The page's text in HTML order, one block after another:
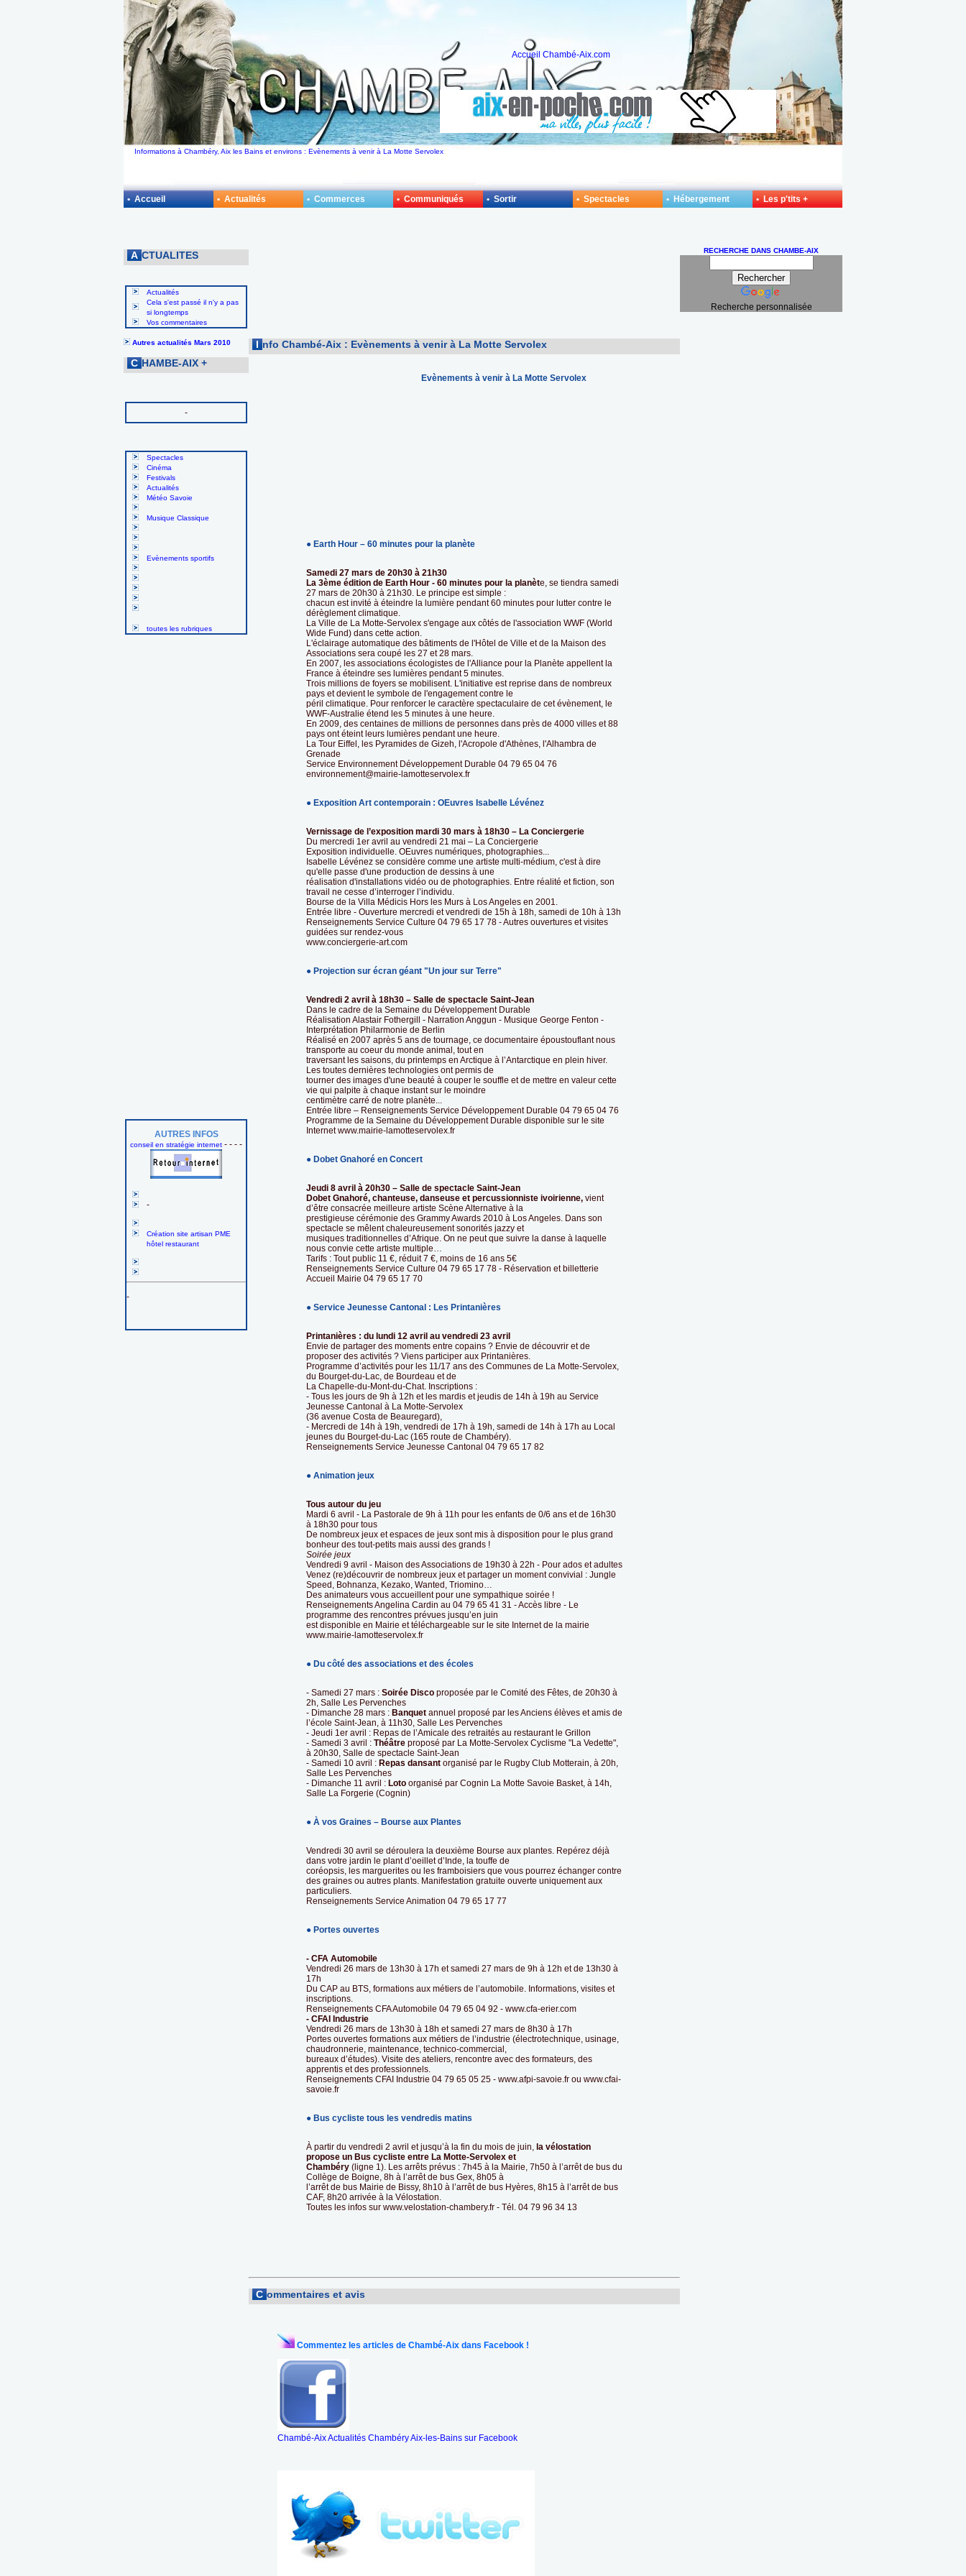
Informations à Chambéry, Aix les Bains et environs : Evènements à venir à La Motte Servolex
Accueil Chambé-Aix.com
A CTUALITES
Actualités
Cela s'est passé il n'y a pas
si longtemps
Vos commentaires
RECHERCHE DANS CHAMBE-AIX
Recherche personnalisée
Autres actualités Mars 2010
C HAMBE-AIX +
-
Spectacles
Cinéma
Festivals
Actualités
Météo Savoie
Musique Classique
Evènements sportifs
toutes les rubriques
AUTRES INFOS
conseil en stratégie internet - - - -
-
Création site artisan PME
hôtel restaurant
-
I nfo Chambé-Aix : Evènements à venir à La Motte Servolex
Evènements à venir à La Motte Servolex
● Earth Hour – 60 minutes pour la planète
Samedi 27 mars de 20h30 à 21h30
La 3ème édition de Earth Hour - 60 minutes pour la planète, se tiendra samedi
27 mars de 20h30 à 21h30. Le principe est simple :
chacun est invité à éteindre la lumière pendant 60 minutes pour lutter contre le
dérèglement climatique.
La Ville de La Motte-Servolex s'engage aux côtés de l'association WWF (World
Wide Fund) dans cette action.
L'éclairage automatique des bâtiments de l'Hôtel de Ville et de la Maison des
Associations sera coupé les 27 et 28 mars.
En 2007, les associations écologistes de l'Alliance pour la Planète appellent la
France à éteindre ses lumières pendant 5 minutes.
Trois millions de foyers se mobilisent. L'initiative est reprise dans de nombreux
pays et devient le symbole de l'engagement contre le
péril climatique. Pour renforcer le caractère spectaculaire de cet évènement, le
WWF-Australie étend les 5 minutes à une heure.
En 2009, des centaines de millions de personnes dans près de 4000 villes et 88
pays ont éteint leurs lumières pendant une heure.
La Tour Eiffel, les Pyramides de Gizeh, l'Acropole d'Athènes, l'Alhambra de
Grenade
Service Environnement Développement Durable 04 79 65 04 76
environnement@mairie-lamotteservolex.fr
● Exposition Art contemporain : OEuvres Isabelle Lévénez
Vernissage de l’exposition mardi 30 mars à 18h30 – La Conciergerie
Du mercredi 1er avril au vendredi 21 mai – La Conciergerie
Exposition individuelle. OEuvres numériques, photographies...
Isabelle Lévénez se considère comme une artiste multi-médium, c'est à dire
qu'elle passe d'une production de dessins à une
réalisation d'installations vidéo ou de photographies. Entre réalité et fiction, son
travail ne cesse d’interroger l’individu.
Bourse de la Villa Médicis Hors les Murs à Los Angeles en 2001.
Entrée libre - Ouverture mercredi et vendredi de 15h à 18h, samedi de 10h à 13h
Renseignements Service Culture 04 79 65 17 78 - Autres ouvertures et visites
guidées sur rendez-vous
www.conciergerie-art.com
● Projection sur écran géant "Un jour sur Terre"
Vendredi 2 avril à 18h30 – Salle de spectacle Saint-Jean
Dans le cadre de la Semaine du Développement Durable
Réalisation Alastair Fothergill - Narration Anggun - Musique George Fenton -
Interprétation Philarmonie de Berlin
Réalisé en 2007 après 5 ans de tournage, ce documentaire époustouflant nous
transporte au coeur du monde animal, tout en
traversant les saisons, du printemps en Arctique à l’Antarctique en plein hiver.
Les toutes dernières technologies ont permis de
tourner des images d'une beauté à couper le souffle et de mettre en valeur cette
vie qui palpite à chaque instant sur le moindre
centimètre carré de notre planète...
Entrée libre – Renseignements Service Développement Durable 04 79 65 04 76
Programme de la Semaine du Développement Durable disponible sur le site
Internet www.mairie-lamotteservolex.fr
● Dobet Gnahoré en Concert
Jeudi 8 avril à 20h30 – Salle de spectacle Saint-Jean
Dobet Gnahoré, chanteuse, danseuse et percussionniste ivoirienne, vient
d’être consacrée meilleure artiste Scène Alternative à la
prestigieuse cérémonie des Grammy Awards 2010 à Los Angeles. Dans son
spectacle se mêlent chaleureusement sonorités jazzy et
musiques traditionnelles d’Afrique. On ne peut que suivre la danse à laquelle
nous convie cette artiste multiple…
Tarifs : Tout public 11 €, réduit 7 €, moins de 16 ans 5€
Renseignements Service Culture 04 79 65 17 78 - Réservation et billetterie
Accueil Mairie 04 79 65 17 70
● Service Jeunesse Cantonal : Les Printanières
Printanières : du lundi 12 avril au vendredi 23 avril
Envie de partager des moments entre copains ? Envie de découvrir et de
proposer des activités ? Viens participer aux Printanières.
Programme d’activités pour les 11/17 ans des Communes de La Motte-Servolex,
du Bourget-du-Lac, de Bourdeau et de
La Chapelle-du-Mont-du-Chat. Inscriptions :
- Tous les jours de 9h à 12h et les mardis et jeudis de 14h à 19h au Service
Jeunesse Cantonal à La Motte-Servolex
(36 avenue Costa de Beauregard),
- Mercredi de 14h à 19h, vendredi de 17h à 19h, samedi de 14h à 17h au Local
jeunes du Bourget-du-Lac (165 route de Chambéry).
Renseignements Service Jeunesse Cantonal 04 79 65 17 82
● Animation jeux
Tous autour du jeu
Mardi 6 avril - La Pastorale de 9h à 11h pour les enfants de 0/6 ans et de 16h30
à 18h30 pour tous
De nombreux jeux et espaces de jeux sont mis à disposition pour le plus grand
bonheur des tout-petits mais aussi des grands !
Soirée jeux
Vendredi 9 avril - Maison des Associations de 19h30 à 22h - Pour ados et adultes
Venez (re)découvrir de nombreux jeux et partager un moment convivial : Jungle
Speed, Bohnanza, Kezako, Wanted, Triomino…
Des animateurs vous accueillent pour une sympathique soirée !
Renseignements Angelina Cardin au 04 79 65 41 31 - Accès libre - Le
programme des rencontres prévues jusqu’en juin
est disponible en Mairie et téléchargeable sur le site Internet de la mairie
www.mairie-lamotteservolex.fr
● Du côté des associations et des écoles
- Samedi 27 mars : Soirée Disco proposée par le Comité des Fêtes, de 20h30 à
2h, Salle Les Pervenches
- Dimanche 28 mars : Banquet annuel proposé par les Anciens élèves et amis de
l’école Saint-Jean, à 11h30, Salle Les Pervenches
- Jeudi 1er avril : Repas de l’Amicale des retraités au restaurant le Grillon
- Samedi 3 avril : Théâtre proposé par La Motte-Servolex Cyclisme "La Vedette",
à 20h30, Salle de spectacle Saint-Jean
- Samedi 10 avril : Repas dansant organisé par le Rugby Club Motterain, à 20h,
Salle Les Pervenches
- Dimanche 11 avril : Loto organisé par Cognin La Motte Savoie Basket, à 14h,
Salle La Forgerie (Cognin)
● À vos Graines – Bourse aux Plantes
Vendredi 30 avril se déroulera la deuxième Bourse aux plantes. Repérez déjà
dans votre jardin le plant d’oeillet d’Inde, la touffe de
coréopsis, les marguerites ou les framboisiers que vous pourrez échanger contre
des graines ou autres plants. Manifestation gratuite ouverte uniquement aux
particuliers.
Renseignements Service Animation 04 79 65 17 77
● Portes ouvertes
- CFA Automobile
Vendredi 26 mars de 13h30 à 17h et samedi 27 mars de 9h à 12h et de 13h30 à
17h
Du CAP au BTS, formations aux métiers de l’automobile. Informations, visites et
inscriptions.
Renseignements CFA Automobile 04 79 65 04 92 - www.cfa-erier.com
- CFAI Industrie
Vendredi 26 mars de 13h30 à 18h et samedi 27 mars de 8h30 à 17h
Portes ouvertes formations aux métiers de l’industrie (électrotechnique, usinage,
chaudronnerie, maintenance, technico-commercial,
bureaux d’études). Visite des ateliers, rencontre avec des formateurs, des
apprentis et des professionnels.
Renseignements CFAI Industrie 04 79 65 05 25 - www.afpi-savoie.fr ou www.cfai-
savoie.fr
● Bus cycliste tous les vendredis matins
À partir du vendredi 2 avril et jusqu’à la fin du mois de juin, la vélostation
propose un Bus cycliste entre La Motte-Servolex et
Chambéry (ligne 1). Les arrêts prévus : 7h45 à la Mairie, 7h50 à l’arrêt de bus du
Collège de Boigne, 8h à l’arrêt de bus Gex, 8h05 à
l’arrêt de bus Mairie de Bissy, 8h10 à l’arrêt de bus Hyères, 8h15 à l’arrêt de bus
CAF, 8h20 arrivée à la Vélostation.
Toutes les infos sur www.velostation-chambery.fr - Tél. 04 79 96 34 13
C ommentaires et avis
Commentez les articles de Chambé-Aix dans Facebook !
Chambé-Aix Actualités Chambéry Aix-les-Bains sur Facebook
• Accueil • Actualités • Commerces • Communiqués • Sortir • Spectacles • Hébergement • Les p'tits +